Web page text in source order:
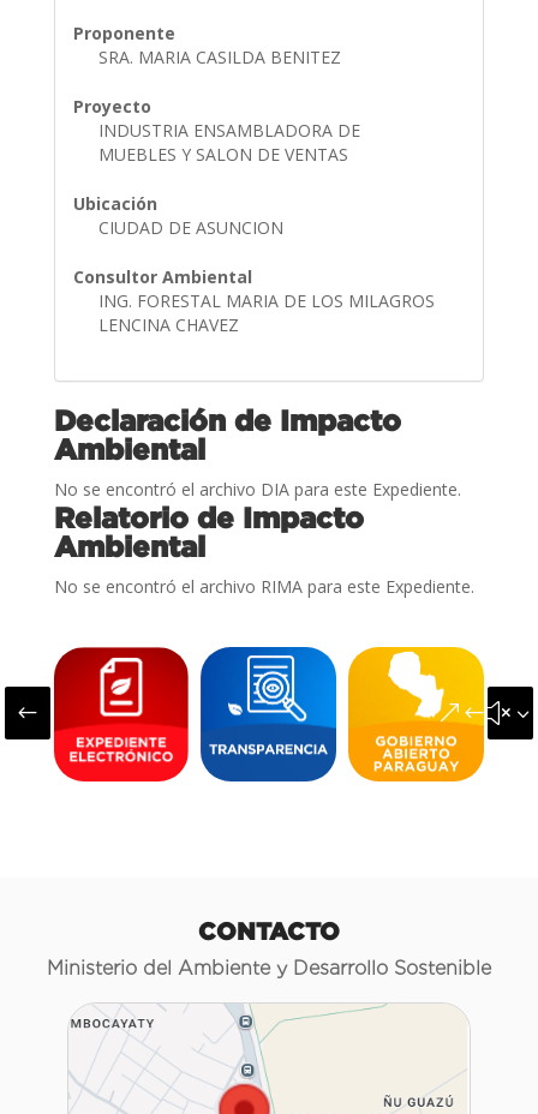
Proponente
SRA. MARIA CASILDA BENITEZ
Proyecto
INDUSTRIA ENSAMBLADORA DE
MUEBLES Y SALON DE VENTAS
Ubicación
CIUDAD DE ASUNCION
Consultor Ambiental
ING. FORESTAL MARIA DE LOS MILAGROS
LENCINA CHAVEZ
Declaración de Impacto
Ambiental
No se encontró el archivo DIA para este Expediente.
Relatorio de Impacto
Ambiental
No se encontró el archivo RIMA para este Expediente.
#
CONTACTO
Ministerio del Ambiente y Desarrollo Sostenible